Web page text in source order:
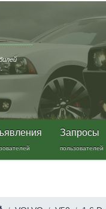
Запросы
пользователей